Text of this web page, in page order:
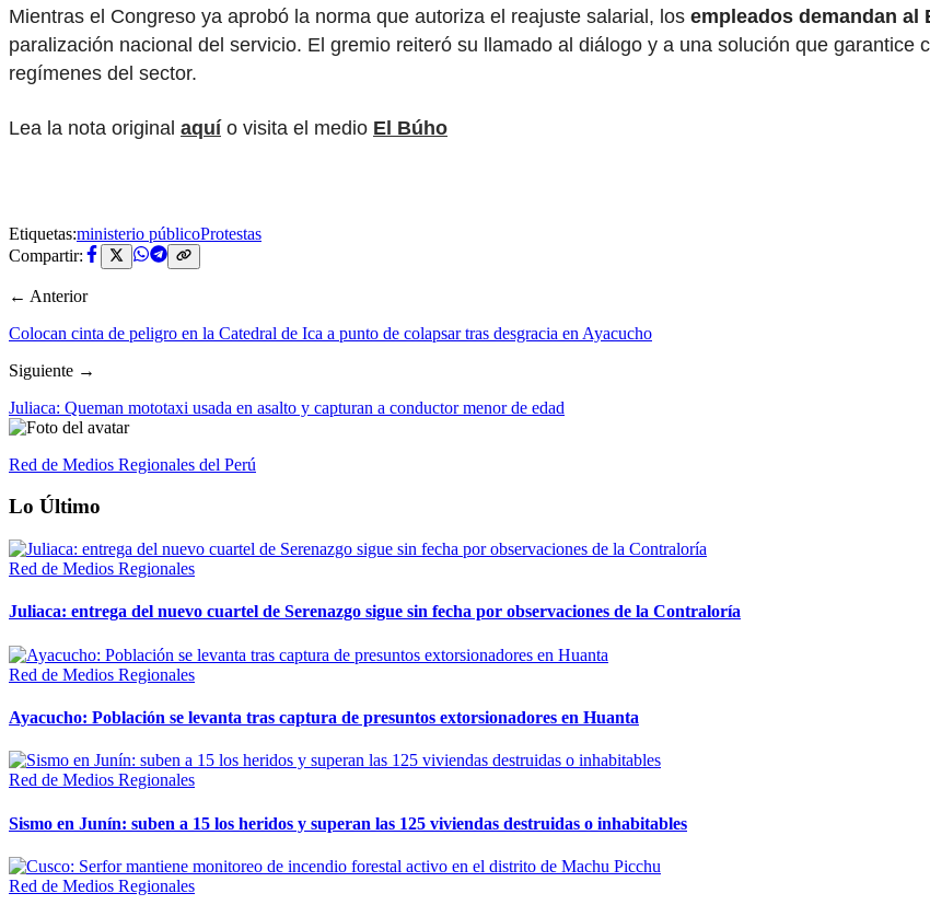
Mientras el Congreso ya aprobó la norma que autoriza el reajuste salarial, los empleados demandan
paralización nacional del servicio. El gremio reiteró su llamado al diálogo y a una solución que
regímenes del sector.
Lea la nota original aquí o visita el medio El Búho
Etiquetas:ministerio públicoProtestas
Compartir:
← Anterior
Colocan cinta de peligro en la Catedral de Ica a punto de colapsar tras desgracia en Ayacucho
Siguiente →
Juliaca: Queman mototaxi usada en asalto y capturan a conductor menor de edad
Red de Medios Regionales del Perú
Lo Último
Red de Medios Regionales
Juliaca: entrega del nuevo cuartel de Serenazgo sigue sin fecha por observaciones de la Contraloría
Red de Medios Regionales
Ayacucho: Población se levanta tras captura de presuntos extorsionadores en Huanta
Red de Medios Regionales
Sismo en Junín: suben a 15 los heridos y superan las 125 viviendas destruidas o inhabitables
Red de Medios Regionales